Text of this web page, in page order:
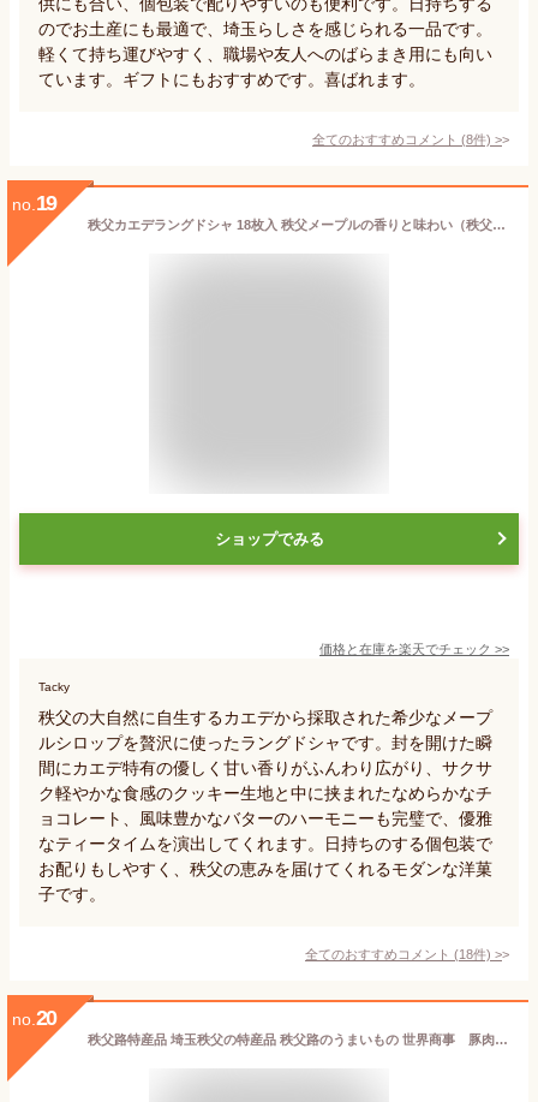
のでお土産にも最適で、埼玉らしさを感じられる一品です。
軽くて持ち運びやすく、職場や友人へのばらまき用にも向い
ています。ギフトにもおすすめです。喜ばれます。
全てのおすすめコメント (8件) >
no. 19
秩父カエデラングドシャ 18枚入 秩父メープルの香りと味わい（秩父のカエデ樹液使用）楓御歳暮 お歳暮 ギフト クリスマス 母の日 父の日 御年賀 埼玉県 樹液 バレンタイン ホワイトデー 秩父 【秩父物産】【出産祝い内祝い】楓 かえで お土産 贈り物におすすめ
ショップでみる
価格と在庫を楽天でチェック >>
Tacky
秩父の大自然に自生するカエデから採取された希少なメープ
ルシロップを贅沢に使ったラングドシャです。封を開けた瞬
間にカエデ特有の優しく甘い香りがふんわり広がり、サクサ
ク軽やかな食感のクッキー生地と中に挟まれたなめらかなチ
ョコレート、風味豊かなバターのハーモニーも完璧で、優雅
なティータイムを演出してくれます。日持ちのする個包装で
お配りもしやすく、秩父の恵みを届けてくれるモダンな洋菓
子です。
全てのおすすめコメント (18件) >
no. 20
秩父路特産品 埼玉秩父の特産品 秩父路のうまいもの 世界商事 豚肉味噌漬け【折入り】世界の豚味噌 豚 埼玉県 お土産 豚丼 豚味噌 おすすめギフトおつまみ ビール 日本酒 ハイボール 帰省土産 おみやげ 秩父 御祝 お返し 内祝 誕生日 ギフト 御歳暮【秩父物産】クリスマス